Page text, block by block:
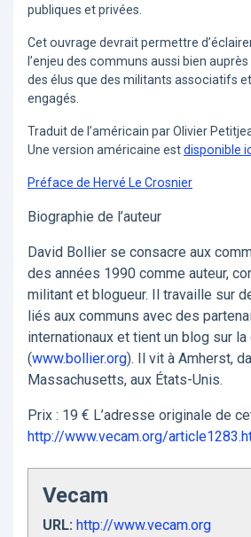
publiques et privées.
Cet ouvrage devrait permettre
l’enjeu des communs aussi bien
des élus que des militants associatifs
engagés.
Traduit de l’américain par Olivier
Une version américaine estdisponible
Préface de Hervé Le Crosnier
Biographie de l’auteur
David Bollier se consacre aux
des années 1990 comme auteur,
militant et blogueur. Il travaille sur
liés aux communs avec des
internationaux et tient un blog sur
(www.bollier.org). Il vit à Amherst,
Massachusetts, aux États-Unis.
Prix : 19 € L’adresse originale de
http://www.vecam.org/
Vecam
URL: http://www.vecam.org